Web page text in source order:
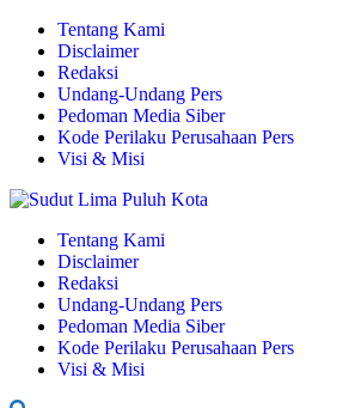
Tentang Kami
Disclaimer
Redaksi
Undang-Undang Pers
Pedoman Media Siber
Kode Perilaku Perusahaan Pers
Visi & Misi
Tentang Kami
Disclaimer
Redaksi
Undang-Undang Pers
Pedoman Media Siber
Kode Perilaku Perusahaan Pers
Visi & Misi